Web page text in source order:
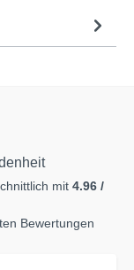
mit 4.96 /
Bewertungen